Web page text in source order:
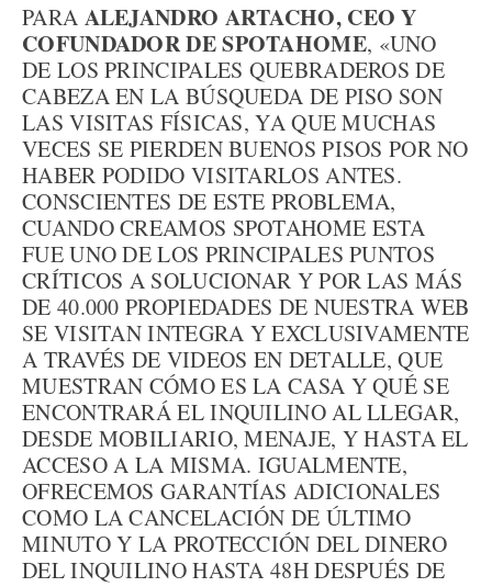
PARA ALEJANDRO ARTACHO, CEO Y
COFUNDADOR DE SPOTAHOME, «UNO
DE LOS PRINCIPALES QUEBRADEROS DE
CABEZA EN LA BÚSQUEDA DE PISO SON
LAS VISITAS FÍSICAS, YA QUE MUCHAS
VECES SE PIERDEN BUENOS PISOS POR NO
HABER PODIDO VISITARLOS ANTES.
CONSCIENTES DE ESTE PROBLEMA,
CUANDO CREAMOS SPOTAHOME ESTA
FUE UNO DE LOS PRINCIPALES PUNTOS
CRÍTICOS A SOLUCIONAR Y POR LAS MÁS
DE 40.000 PROPIEDADES DE NUESTRA WEB
SE VISITAN INTEGRA Y EXCLUSIVAMENTE
A TRAVÉS DE VIDEOS EN DETALLE, QUE
MUESTRAN CÓMO ES LA CASA Y QUÉ SE
ENCONTRARÁ EL INQUILINO AL LLEGAR,
DESDE MOBILIARIO, MENAJE, Y HASTA EL
ACCESO A LA MISMA. IGUALMENTE,
OFRECEMOS GARANTÍAS ADICIONALES
COMO LA CANCELACIÓN DE ÚLTIMO
MINUTO Y LA PROTECCIÓN DEL DINERO
DEL INQUILINO HASTA 48H DESPUÉS DE